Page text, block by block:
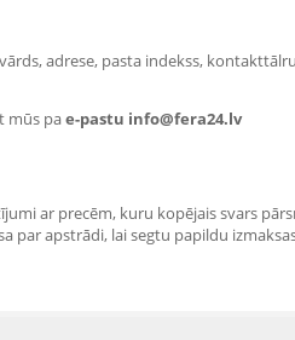
adrese, pasta indekss,
mūs pae-pastu info@fera24.lv
ar precēm, kuru kopējais svars
apstrādi, lai segtu papildu